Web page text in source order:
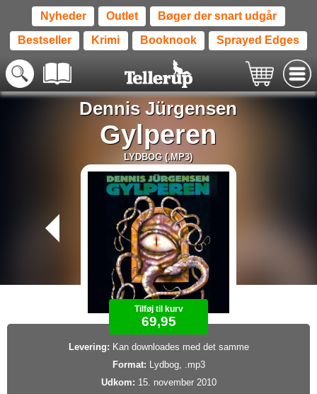
Nyheder Outlet Bøger der snart udgår
Bestseller Krimi Booknook Sprayed Edges
Dennis Jürgensen
Gylperen
LYDBOG (.MP3)
Tilføj til kurv
69,95
Levering: Kan downloades med det samme
Format: Lydbog, .mp3
Udkom: 15. november 2010